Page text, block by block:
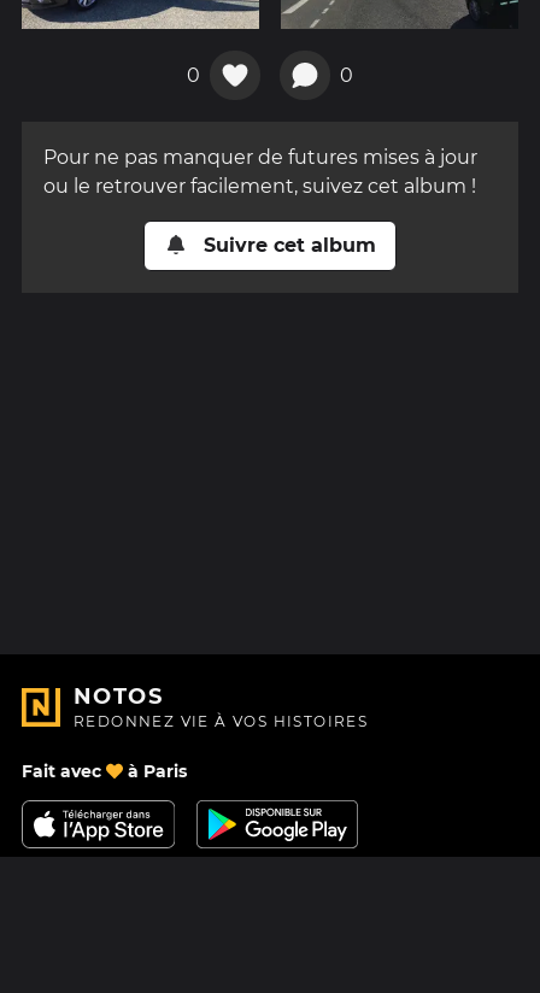
0 0
Pour ne pas manquer de futures mises à jour
ou le retrouver facilement, suivez cet album !
Suivre cet album
NOTOS
REDONNEZ VIE À VOS HISTOIRES
Fait avec à Paris